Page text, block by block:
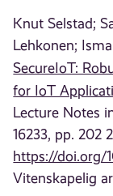
Knut Selstad;
Lehkonen;
SecureIoT:
for IoT
Lecture Notes
16233, pp. 202
https://doi.org/
Vitenskapelig